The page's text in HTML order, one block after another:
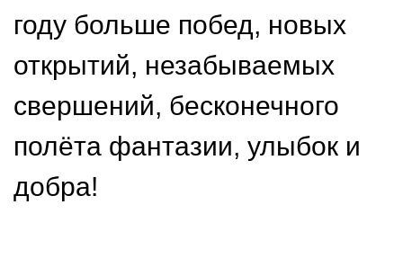
году больше побед, новых
открытий, незабываемых
свершений, бесконечного
полёта фантазии, улыбок и
добра!